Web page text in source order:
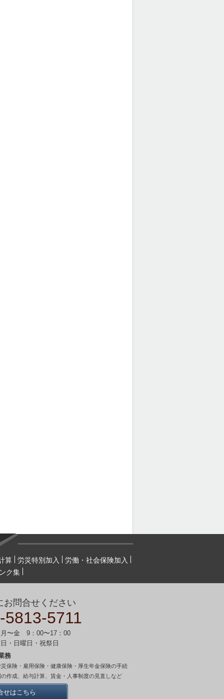
算 労災特別加入
労働・社会保険加入
ク集
お問合せください
5813-5711
〜金 9：00〜17：00
・日曜日・祝祭日
務
保険・雇用保険・健康保険・厚生年金保険の手続
作成、給与計算、賃金・人事制度の見直しなど
せはこちら